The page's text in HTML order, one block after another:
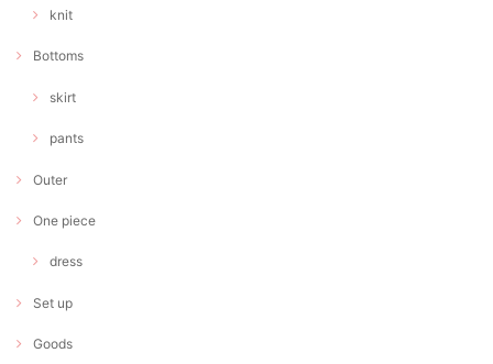
knit
Bottoms
skirt
pants
Outer
One piece
dress
Set up
Goods